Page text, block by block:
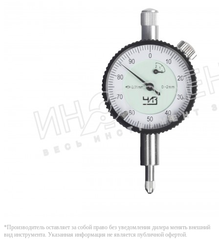
*Производитель оставляет за собой право без уведомления дилера менять внешний
вид инструмента. Указанная информация не является публичной офертой.